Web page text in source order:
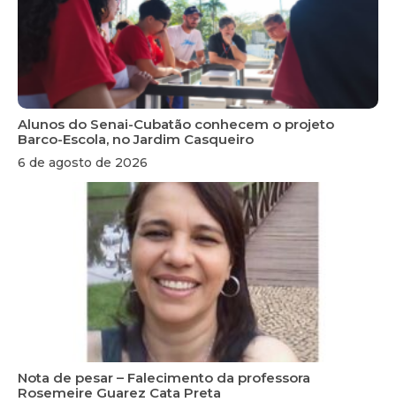
Alunos do Senai-Cubatão conhecem o projeto
Barco-Escola, no Jardim Casqueiro
6 de agosto de 2026
Nota de pesar – Falecimento da professora
Rosemeire Guarez Cata Preta